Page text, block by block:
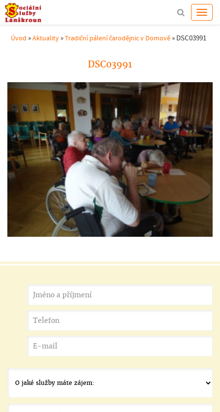
Úvod »Aktuality »Tradiční pálení čarodějnic v Domově » DSC03991
DSC03991